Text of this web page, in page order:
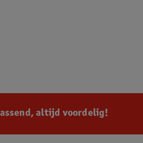
altijd voordelig!